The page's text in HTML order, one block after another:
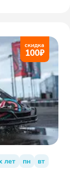
скидка
100₽
лет пн
вт